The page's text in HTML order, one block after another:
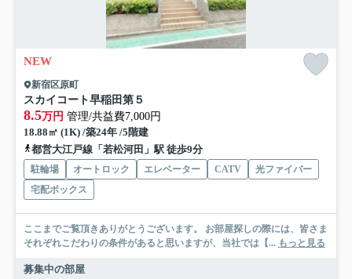
NEW
新宿区原町
スカイコート早稲田第５
8.5万円 管理/共益費7,000円
18.88㎡ (1K) /築24年 /5階建
都営大江戸線「若松河田」駅 徒歩9分
駐輪場 オートロック エレベーター CATV
光ファイバー
宅配ボックス
ここまでご覧頂きありがとうございます。 お部屋探しの際には、皆さま
それぞれこだわりの条件があると思いますが、当社では【... もっと見る
募集中の部屋